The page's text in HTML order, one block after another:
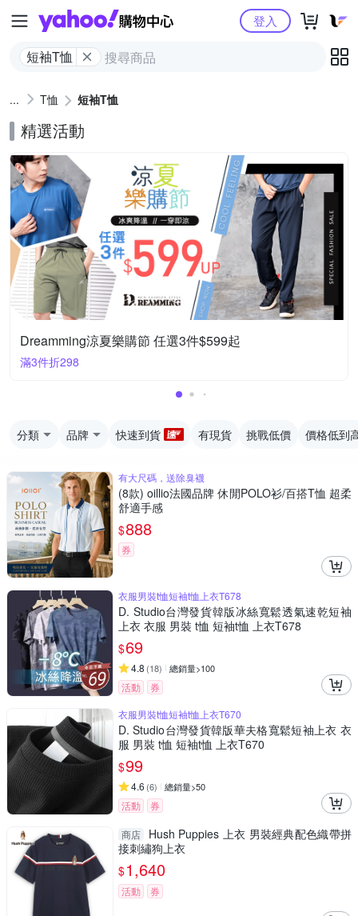
Yahoo購物中心
短袖T恤
登入
T恤 短袖T恤
精選活動
Dreamming涼夏樂購節 任選3件$599起
滿3件折298
分類 品牌 快速到貨 有現貨 挑戰低價 價格低到
有大尺碼，送除臭襪
(8款) oillio法國品牌 休閒POLO衫/百搭T恤 超柔
舒適手感
$888
券
衣服男裝t恤短袖t恤上衣T678
D. Studio台灣發貨韓版冰絲寬鬆透氣速乾短袖
上衣 衣服 男裝 t恤 短袖t恤 上衣T678
$69
4.8 (18) 總銷量>100
活動
券
衣服男裝t恤短袖t恤上衣T670
D. Studio台灣發貨韓版華夫格寬鬆短袖上衣 衣
服 男裝 t恤 短袖t恤 上衣T670
$99
4.6 (6) 總銷量>50
活動 券
商店
Hush Puppies 上衣 男裝經典配色織帶拼
接刺繡狗上衣
$1,640
活動 券